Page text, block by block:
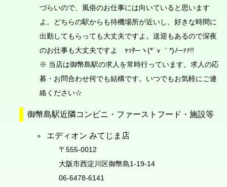
づらいので、風俗のお仕事には向いていると思います
よ。どちらの駅からも待機場所が近いし、好きな時間に
出勤してもらっても大丈夫ですよ。送迎もあるので深夜
のお仕事も大丈夫ですよ ｬｯﾀ─ヽ(*´ｖ｀*)ﾉ─ｧｧ!!
※ 当店は御幣島駅の求人を常時行っています。求人の応
募・お問合わせ何でも結構です。いつでもお気軽にご連
絡ください☆
御幣島駅近隣コンビニ・ファーストフード・施設等
エディオン みてじま店
〒555-0012
大阪市西淀川区御幣島1-19-14
06-6478-6141